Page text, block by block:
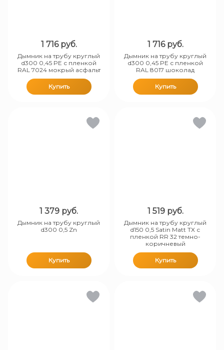
1 716 руб.
Дымник на трубу круглый
d300 0,45 PE с пленкой
RAL 7024 мокрый асфальт
Купить
1 716 руб.
Дымник на трубу круглый
d300 0,45 PE с пленкой
RAL 8017 шоколад
Купить
1 379 руб.
Дымник на трубу круглый
d300 0,5 Zn
Купить
1 519 руб.
Дымник на трубу круглый
d150 0,5 Satin Matt TX с
пленкой RR 32 темно-
коричневый
Купить